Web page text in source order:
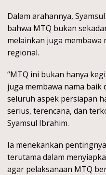
Dalam arahannya,
bahwa MTQ bukan
melainkan juga
regional.
“MTQ ini bukan hanya
juga membawa nama baik
seluruh aspek persiapan
serius, terencana, dan
Syamsul Ibrahim.
Ia menekankan
terutama dalam
agar pelaksanaan MTQ